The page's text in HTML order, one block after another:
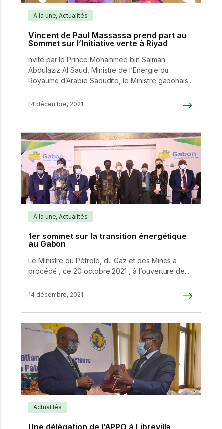
À la une, Actualités
Vincent de Paul Massassa prend part au
Sommet sur l’Initiative verte à Riyad
nvité par le Prince Mohammed bin Salman
Abdulaziz Al Saud, Ministre de l’Energie du
Royaume d’Arabie Saoudite, le Ministre gabonais...
14 décembre, 2021
À la une, Actualités
1er sommet sur la transition énergétique
au Gabon
Le Ministre du Pétrole, du Gaz et des Mines a
procédé , ce 20 octobre 2021 , à l’ouverture de...
14 décembre, 2021
Actualités
Une délégation de l’APPO à Libreville